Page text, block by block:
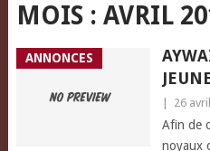
MOIS : AVRIL
ANNONCES
26
Afin de
noyaux